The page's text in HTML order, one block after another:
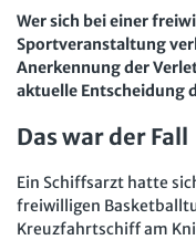
Arbeit und Recht
Soziales Recht
Presse Interne
Datenschutz
Erklärung zur
Wer sich bei einer
Sportveranstaltung
Anerkennung der
aktuelle Entscheidung
Das war der Fall
Ein Schiffsarzt hatte
freiwilligen
Kreuzfahrtschiff am